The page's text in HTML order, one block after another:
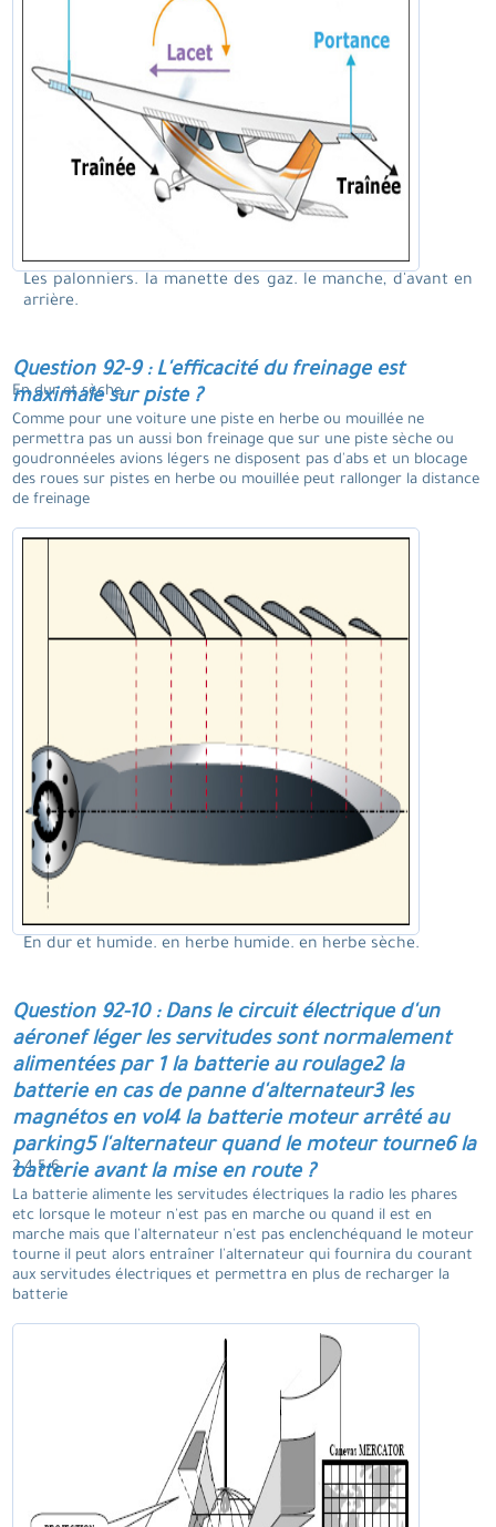
Les palonniers. la manette des gaz. le manche, d'avant en
arrière.
Question 92-9 : L'efficacité du freinage est
maximale sur piste ?
En dur et sèche.
Comme pour une voiture une piste en herbe ou mouillée ne
permettra pas un aussi bon freinage que sur une piste sèche ou
goudronnéeles avions légers ne disposent pas d'abs et un blocage
des roues sur pistes en herbe ou mouillée peut rallonger la distance
de freinage
En dur et humide. en herbe humide. en herbe sèche.
Question 92-10 : Dans le circuit électrique d'un
aéronef léger les servitudes sont normalement
alimentées par 1 la batterie au roulage2 la
batterie en cas de panne d'alternateur3 les
magnétos en vol4 la batterie moteur arrêté au
parking5 l'alternateur quand le moteur tourne6 la
batterie avant la mise en route ?
2 4 5 6.
La batterie alimente les servitudes électriques la radio les phares
etc lorsque le moteur n'est pas en marche ou quand il est en
marche mais que l'alternateur n'est pas enclenchéquand le moteur
tourne il peut alors entraîner l'alternateur qui fournira du courant
aux servitudes électriques et permettra en plus de recharger la
batterie